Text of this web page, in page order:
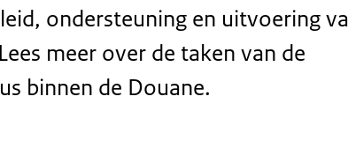
ondersteuning en uitvoering
meer over de taken van de
binnen de Douane.